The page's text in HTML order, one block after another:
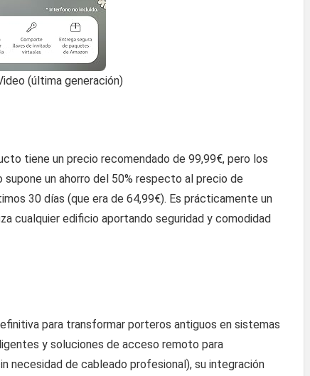
(última generación)
tiene un precio recomendado de 99,99€, pero los
un ahorro del 50% respecto al precio de
30 días (que era de 64,99€). Es prácticamente un
cualquier edificio aportando seguridad y comodidad
para transformar porteros antiguos en sistemas
y soluciones de acceso remoto para
necesidad de cableado profesional), su integración